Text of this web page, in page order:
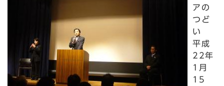
アの
つど
い
平成
22年
1月
15